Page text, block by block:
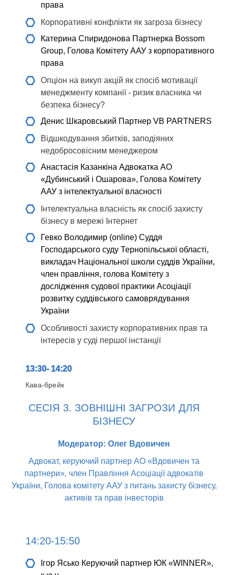
права
Корпоративні конфлікти як загроза бізнесу
Катерина Спиридонова Партнерка Bossom
Group, Голова Комітету ААУ з корпоративного
права
Опціон на викуп акцій як спосіб мотивації
менеджменту компанії - ризик власника чи
безпека бізнесу?
Денис Шкаровський Партнер VB PARTNERS
Відшкодування збитків, заподіяних
недобросовісним менеджером
Анастасія Казанкіна Адвокатка АО
«Дубинський і Ошарова», Голова Комітету
ААУ з інтелектуальної власності
Інтелектуальна власність як спосіб захисту
бізнесу в мережі Інтернет
Гевко Володимир (online) Суддя
Господарського суду Тернопільської області,
викладач Національної школи суддів Украіїни,
член правління, голова Комітету з
дослідження судової практики Асоціації
розвитку суддівського самоврядування
України
Особливості захисту корпоративних прав та
інтересів у суді першої інстанції
13:30- 14:20
Кава-брейк
СЕСІЯ 3. ЗОВНІШНІ ЗАГРОЗИ ДЛЯ
БІЗНЕСУ
Модератор: Олег Вдовичен
Адвокат, керуючий партнер АО «Вдовичен та
партнери», член Правління Асоціації адвокатів
України, Голова комітету ААУ з питань захисту бізнесу,
активів та прав інвесторів
14:20-15:50
Ігор Ясько Керуючий партнер ЮК «WINNER»,